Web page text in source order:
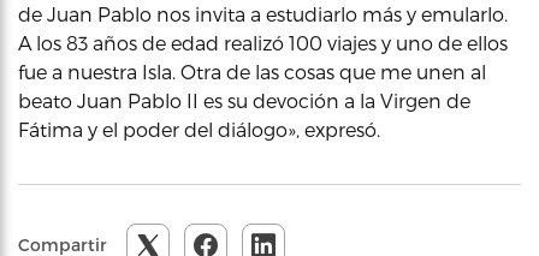
de Juan Pablo nos invita a estudiarlo más y emularlo.
A los 83 años de edad realizó 100 viajes y uno de ellos
fue a nuestra Isla. Otra de las cosas que me unen al
beato Juan Pablo II es su devoción a la Virgen de
Fátima y el poder del diálogo», expresó.
Compartir